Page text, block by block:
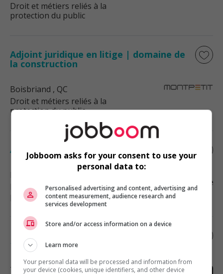
Droit et métiers reliés à la
protection du public
Adjoint juridique en litige | domaine de
la construction
Boisbriand , QC
Droit et métiers reliés à la
protection du public
Adjoint / adjointe juridique
Droit et métiers reliés à la
protection du public
Notaire en immobilier, lanaudière (ss -
15967)
Terrebonne , QC
Jobboom asks for your consent to use your
personal data to:
Personalised advertising and content, advertising and
content measurement, audience research and
services development
Store and/or access information on a device
Learn more
Your personal data will be processed and information from
your device (cookies, unique identifiers, and other device